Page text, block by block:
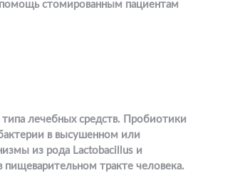
стомированным пациентам
лечебных средств. Пробиотики
в высушенном или
из рода Lactobacillus и
тракте человека.